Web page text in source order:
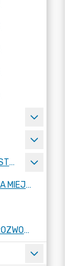
ZAGOSPODAROWANIE PRZESTRZENNE
KONSULTACJE AKTÓW PRAWA MIEJSCOWEGO I INNYCH AKTÓW PRAWNYCH
AKTUALIZACJA STRATEGII ROZWOJU GMINY RASZYN